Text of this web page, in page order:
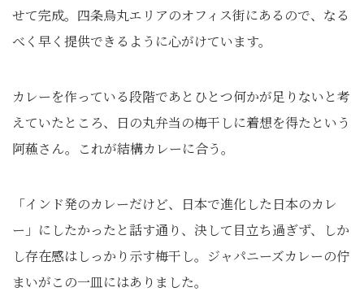
せて完成。四条烏丸エリアのオフィス街にあるので、なる
べく早く提供できるように心がけています。
カレーを作っている段階であとひとつ何かが足りないと考
えていたところ、日の丸弁当の梅干しに着想を得たという
阿蘓さん。これが結構カレーに合う。
「インド発のカレーだけど、日本で進化した日本のカレ
ー」にしたかったと話す通り、決して目立ち過ぎず、しか
し存在感はしっかり示す梅干し。ジャパニーズカレーの佇
まいがこの一皿にはありました。